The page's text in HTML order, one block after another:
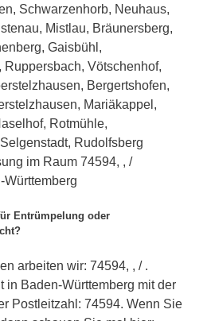
Schwarzenhorb, Neuhaus,
Mistlau, Bräunersberg,
Gaisbühl,
Ruppersbach, Vötschenhof,
Bergertshofen,
Mariäkappel,
Rotmühle,
Rudolfsberg
im Raum 74594, , /
Württemberg
Entrümpelung oder
arbeiten wir: 74594, , / .
in Baden-Württemberg mit der
Postleitzahl: 74594. Wenn Sie